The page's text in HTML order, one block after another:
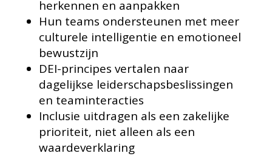
herkennen en aanpakken
Hun teams ondersteunen met meer
culturele intelligentie en emotioneel
bewustzijn
DEI-principes vertalen naar
dagelijkse leiderschapsbeslissingen
en teaminteracties
Inclusie uitdragen als een zakelijke
prioriteit, niet alleen als een
waardeverklaring